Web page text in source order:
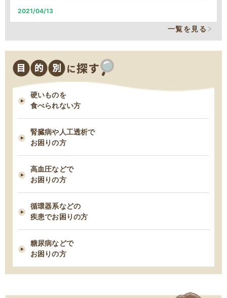
2025/12/09
2025/11/18
11/18 臨時休業のお知らせ
2021/04/13
減塩表示の落とし穴！その表示、本当に減塩？
2021/03/24
脂質制限中にお勧め！低脂肪・高タンパクな“魚”６つ
2021/03/03
早期の脂肪肝は改善できる！すぐ始めるべき５つの食事管理
2021/02/23
ー
糖尿病性腎症を進行させないための食事療法
胆石症になりやすい人の７つの習慣・特徴
一覧を見る
硬いものを
食べられない方
腎臓病や人工透析で
お困りの方
高血圧などで
お困りの方
循環器系などの
疾患でお困りの方
糖尿病などで
お困りの方